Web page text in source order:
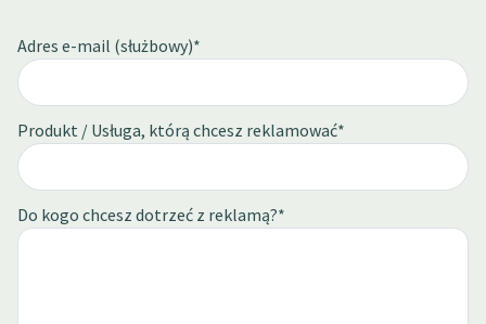
Adres e-mail (służbowy)*
Produkt / Usługa, którą chcesz reklamować*
Do kogo chcesz dotrzeć z reklamą?*